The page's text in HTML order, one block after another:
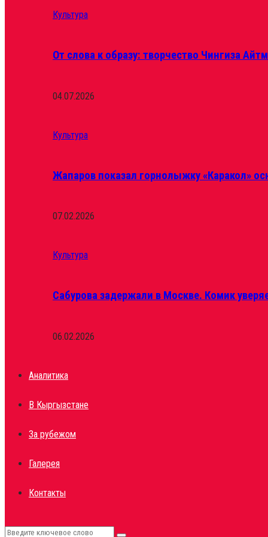
Культура
От слова к образу: творчество Чингиза
04.07.2026
Культура
Жапаров показал горнолыжку «Каракол»
07.02.2026
Культура
Сабурова задержали в Москве. Комик
06.02.2026
Аналитика
В Кыргызстане
За рубежом
Галерея
Контакты
Search